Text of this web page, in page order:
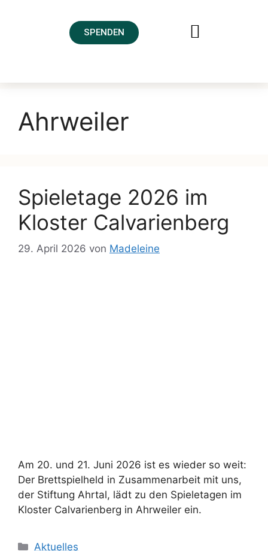
SPENDEN
Ahrweiler
Spieletage 2026 im
Kloster Calvarienberg
29. April 2026 von Madeleine
Am 20. und 21. Juni 2026 ist es wieder so weit:
Der Brettspielheld in Zusammenarbeit mit uns,
der Stiftung Ahrtal, lädt zu den Spieletagen im
Kloster Calvarienberg in Ahrweiler ein.
Aktuelles